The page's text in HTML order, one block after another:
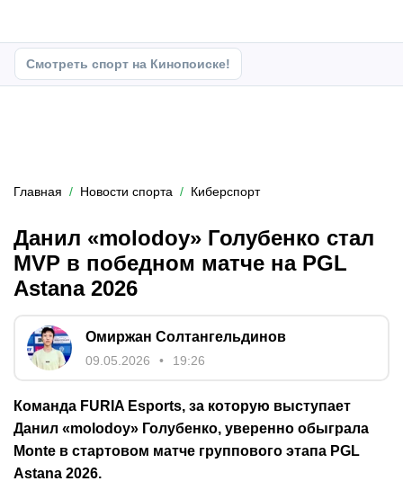
Смотреть спорт на Кинопоиске!
Главная Новости спорта Киберспорт
Данил «molodoy» Голубенко стал
MVP в победном матче на PGL
Astana 2026
Омиржан Солтангельдинов
09.05.2026 19:26
Команда FURIA Esports, за которую выступает
Данил «molodoy» Голубенко, уверенно обыграла
Monte в стартовом матче группового этапа PGL
Astana 2026.